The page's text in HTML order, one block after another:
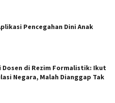
Pencegahan Dini Anak
Dosen di Rezim Formalistik: Ikut
Negara, Malah Dianggap Tak